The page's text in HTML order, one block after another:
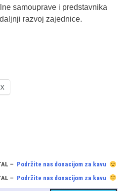
samouprave i predstavnika
razvoj zajednice.
X
– Podržite nas donacijom za kavu
– Podržite nas donacijom za kavu